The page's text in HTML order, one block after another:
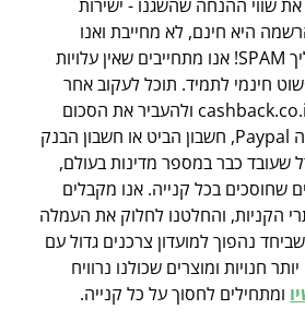
שווי ההנחה שהשגנו - ישירות
היא חינם, לא מחייבת ואנו
מבטיחים לא לשלוח אליך SPAM! אנו מתחייבים שאין עלויות
חינמי לתמיד. תוכל לעקוב אחר
הסכום שצברת באתר cashback.co.il ולהעביר את הסכום
שנצבר ישירות לחשבון ה Paypal, חשבון הביט או חשבון הבנק
שעובד כבר במספר מדינות בעולם,
שחוסכים בכל קנייה. אנו מקבלים
הקניות, והחלטנו לחלוק את העמלה
נהפוך למועדון צרכנים גדול עם
חנויות ומוצרים שכולנו נרוויח
ומתחילים לחסוך על כל קנייה.